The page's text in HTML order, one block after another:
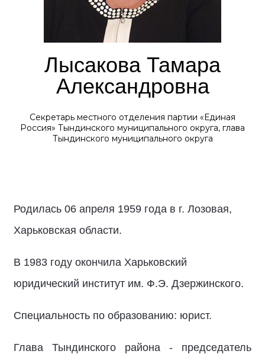
Лысакова Тамара
Александровна
Секретарь местного отделения партии «Единая
Россия» Тындинского муниципального округа, глава
Тындинского муниципального округа
Родилась 06 апреля 1959 года в г. Лозовая,
Харьковская области.
В 1983 году окончила Харьковский
юридический институт им. Ф.Э. Дзержинского.
Специальность по образованию: юрист.
Глава Тындинского района - председатель